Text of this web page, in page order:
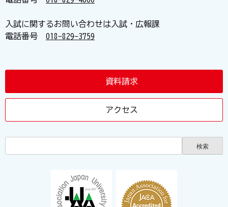
入試に関するお問い合わせは入試・広報課
電話番号 018-829-3759
資料請求
アクセス